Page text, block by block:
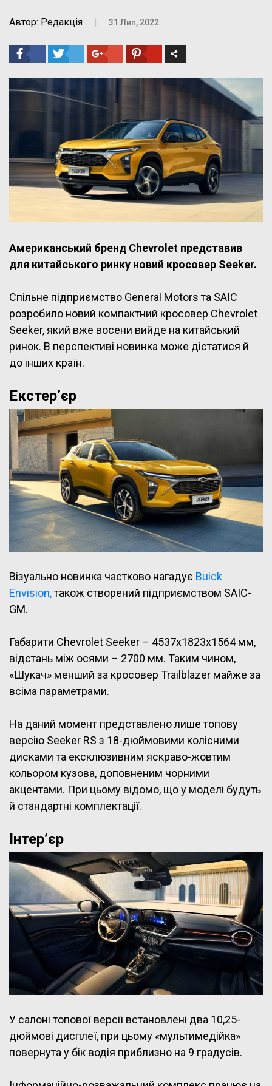
Автор: Редакція 31 Лип, 2022
Американський бренд Chevrolet представив
для китайського ринку новий кросовер Seeker.
Спільне підприємство General Motors та SAIC
розробило новий компактний кросовер Chevrolet
Seeker, який вже восени вийде на китайський
ринок. В перспективі новинка може дістатися й
до інших країн.
Екстер’єр
Візуально новинка частково нагадує Buick
Envision,також створений підприємством SAIC-
GM.
Габарити Chevrolet Seeker – 4537х1823х1564 мм,
відстань між осями – 2700 мм. Таким чином,
«Шукач» менший за кросовер Trailblazer майже за
всіма параметрами.
На даний момент представлено лише топову
версію Seeker RS з 18-дюймовими колісними
дисками та ексклюзивним яскраво-жовтим
кольором кузова, доповненим чорними
акцентами. При цьому відомо, що у моделі будуть
й стандартні комплектації.
Інтер’єр
У салоні топової версії встановлені два 10,25-
дюймові дисплеї, при цьому «мультимедійка»
повернута у бік водія приблизно на 9 градусів.